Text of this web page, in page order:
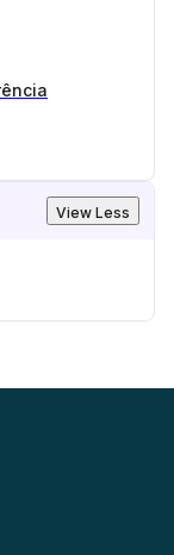
View Less